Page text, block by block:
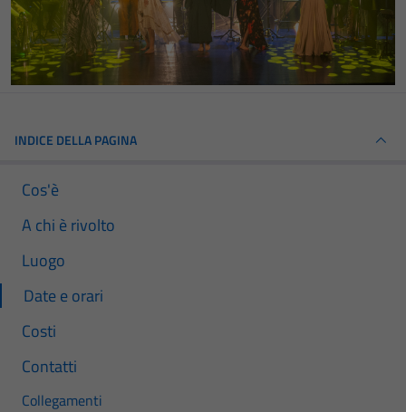
INDICE DELLA PAGINA
Cos'è
A chi è rivolto
Luogo
Date e orari
Costi
Contatti
Collegamenti